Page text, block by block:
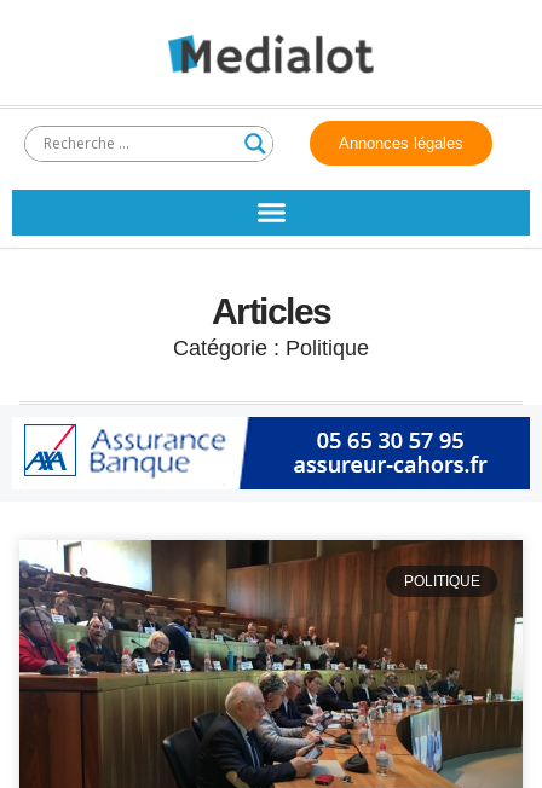
Annonces légales
Articles
Catégorie : Politique
POLITIQUE